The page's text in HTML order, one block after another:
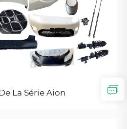
La Série Aion